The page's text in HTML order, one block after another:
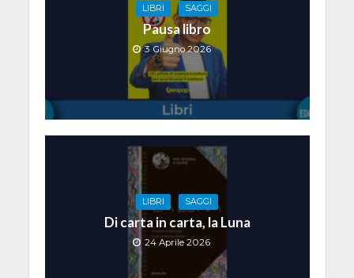
LIBRI SAGGI
Pausa libro
3 Giugno 2026
LIBRI SAGGI
Di carta in carta, la Luna
24 Aprile 2026